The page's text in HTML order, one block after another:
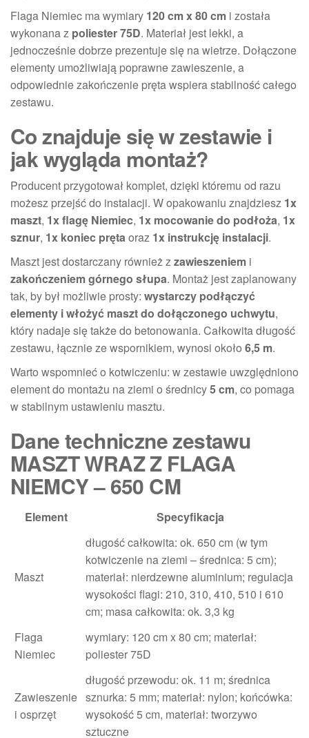
Flaga Niemiec ma wymiary 120 cm x 80 cm i została
wykonana z poliester 75D. Materiał jest lekki, a
jednocześnie dobrze prezentuje się na wietrze. Dołączone
elementy umożliwiają poprawne zawieszenie, a
odpowiednie zakończenie pręta wspiera stabilność całego
zestawu.
Co znajduje się w zestawie i
jak wygląda montaż?
Producent przygotował komplet, dzięki któremu od razu
możesz przejść do instalacji. W opakowaniu znajdziesz 1x
maszt, 1x flagę Niemiec, 1x mocowanie do podłoża, 1x
sznur, 1x koniec prętaoraz 1x instrukcję instalacji.
Maszt jest dostarczany również zzawieszeniem i
zakończeniem górnego słupa. Montaż jest zaplanowany
tak, by był możliwie prosty: wystarczy podłączyć
elementy i włożyć maszt do dołączonego uchwytu,
który nadaje się także do betonowania. Całkowita długość
zestawu, łącznie ze wspornikiem, wynosi około 6,5 m.
Warto wspomnieć o kotwiczeniu: w zestawie uwzględniono
element do montażu na ziemi o średnicy5 cm, co pomaga
w stabilnym ustawieniu masztu.
Dane techniczne zestawu
MASZT WRAZ Z FLAGA
NIEMCY – 650 CM
Element Specyfikacja
Maszt
długość całkowita: ok. 650 cm (w tym
kotwiczenie na ziemi – średnica: 5 cm);
materiał: nierdzewne aluminium; regulacja
wysokości flagi: 210, 310, 410, 510 i 610
cm; masa całkowita: ok. 3,3 kg
Flaga
Niemiec
wymiary: 120 cm x 80 cm; materiał:
poliester 75D
Zawieszenie
i osprzęt
długość przewodu: ok. 11 m; średnica
sznurka: 5 mm; materiał: nylon; końcówka:
wysokość 5 cm, materiał: tworzywo
sztuczne